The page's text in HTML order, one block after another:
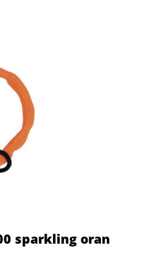
sparkling oran